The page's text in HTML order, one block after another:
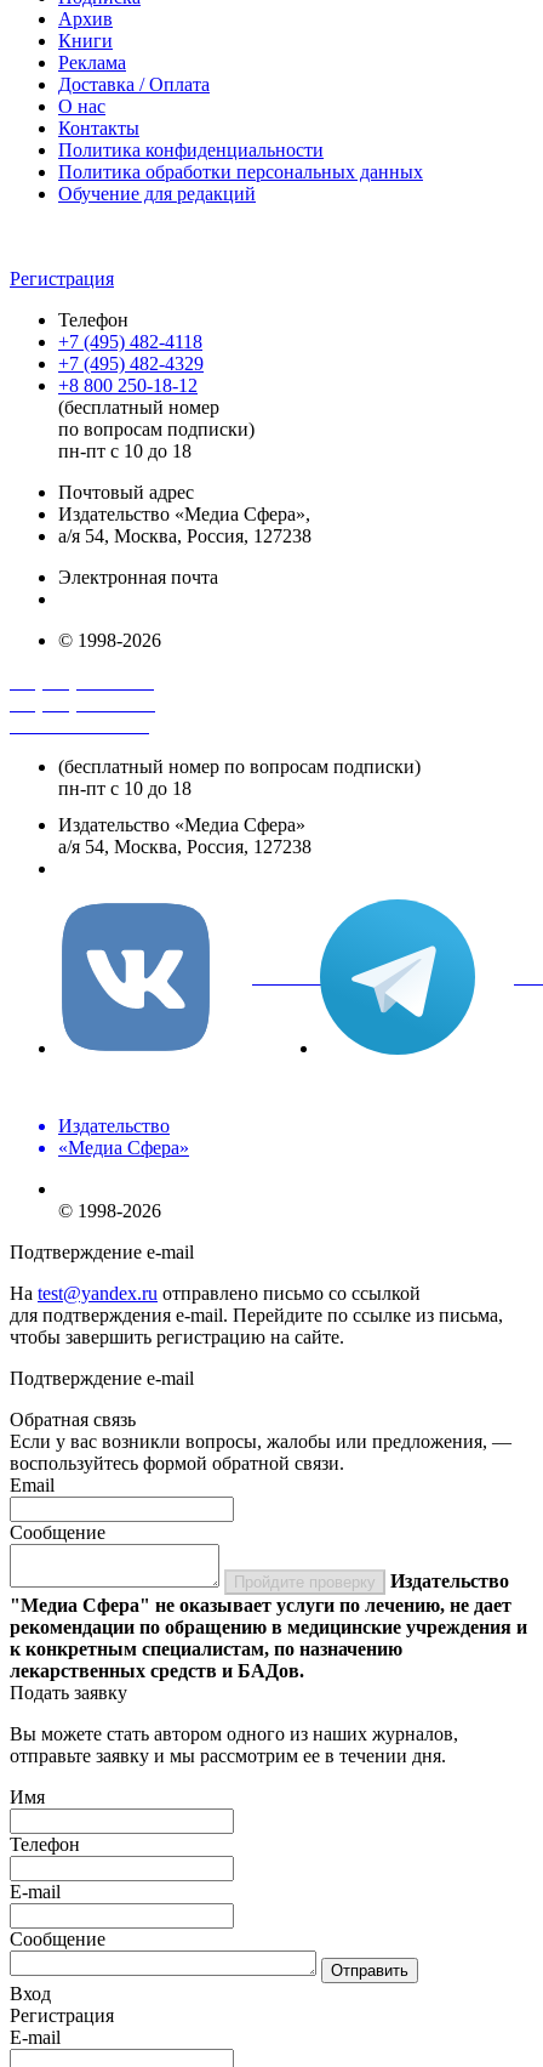
Архив
Книги
Реклама
Доставка / Оплата
О нас
Контакты
Политика конфиденциальности
Политика обработки персональных данных
Обучение для редакций
Регистрация
Телефон
+7 (495) 482-4118
+7 (495) 482-4329
+8 800 250-18-12
(бесплатный номер
по вопросам подписки)
пн-пт с 10 до 18
Почтовый адрес
Издательство «Медиа Сфера»,
а/я 54, Москва, Россия, 127238
Электронная почта
© 1998-2026
(бесплатный номер по вопросам подписки)
пн-пт с 10 до 18
Издательство «Медиа Сфера»
а/я 54, Москва, Россия, 127238
вКонтакте
Издательство
«Медиа Сфера»
© 1998-2026
Подтверждение e-mail
На test@yandex.ru отправлено письмо со ссылкой
для подтверждения e-mail. Перейдите по ссылке из письма,
чтобы завершить регистрацию на сайте.
Подтверждение e-mail
Обратная связь
Если у вас возникли вопросы, жалобы или предложения, —
воспользуйтесь формой обратной связи.
Email
Сообщение
Пройдите проверку
Издательство
"Медиа Сфера" не оказывает услуги по лечению, не дает
рекомендации по обращению в медицинские учреждения и
к конкретным специалистам, по назначению
лекарственных средств и БАДов.
Подать заявку
Вы можете стать автором одного из наших журналов,
отправьте заявку и мы рассмотрим ее в течении дня.
Имя
Телефон
E-mail
Сообщение
Отправить
Вход
Регистрация
E-mail